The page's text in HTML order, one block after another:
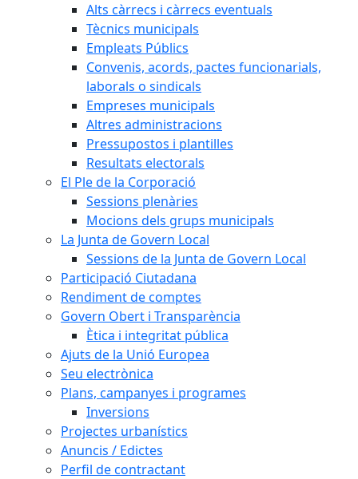
Alts càrrecs i càrrecs eventuals
Tècnics municipals
Empleats Públics
Convenis, acords, pactes funcionarials,
laborals o sindicals
Empreses municipals
Altres administracions
Pressupostos i plantilles
Resultats electorals
El Ple de la Corporació
Sessions plenàries
Mocions dels grups municipals
La Junta de Govern Local
Sessions de la Junta de Govern Local
Participació Ciutadana
Rendiment de comptes
Govern Obert i Transparència
Ètica i integritat pública
Ajuts de la Unió Europea
Seu electrònica
Plans, campanyes i programes
Inversions
Projectes urbanístics
Anuncis / Edictes
Perfil de contractant